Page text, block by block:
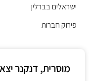
בברלין
חברות
מוסרית, דנקנר יצא בזול